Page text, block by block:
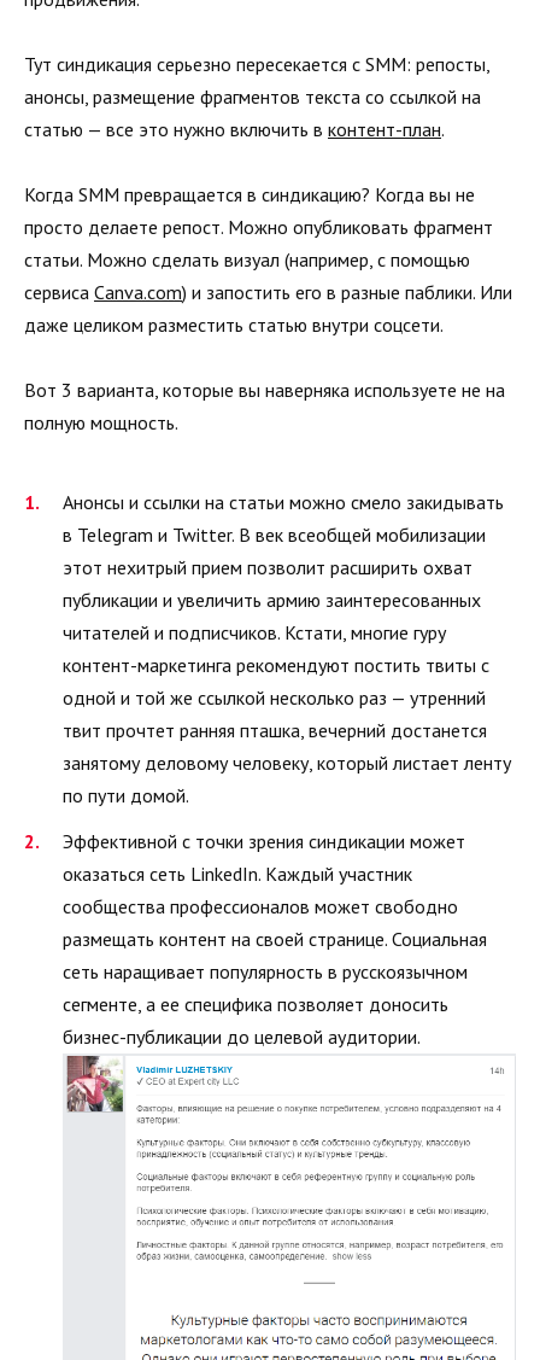
Тут синдикация серьезно пересекается с SMM: репосты,
анонсы, размещение фрагментов текста со ссылкой на
статью — все это нужно включить в контент-план.
Когда SMM превращается в синдикацию? Когда вы не
просто делаете репост. Можно опубликовать фрагмент
статьи. Можно сделать визуал (например, с помощью
сервиса Canva.com) и запостить его в разные паблики. Или
даже целиком разместить статью внутри соцсети.
Вот 3 варианта, которые вы наверняка используете не на
полную мощность.
Анонсы и ссылки на статьи можно смело закидывать
в Telegram и Twitter. В век всеобщей мобилизации
этот нехитрый прием позволит расширить охват
публикации и увеличить армию заинтересованных
читателей и подписчиков. Кстати, многие гуру
контент-маркетинга рекомендуют постить твиты с
одной и той же ссылкой несколько раз — утренний
твит прочтет ранняя пташка, вечерний достанется
занятому деловому человеку, который листает ленту
по пути домой.
Эффективной с точки зрения синдикации может
оказаться сеть LinkedIn. Каждый участник
сообщества профессионалов может свободно
размещать контент на своей странице. Социальная
сеть наращивает популярность в русскоязычном
сегменте, а ее специфика позволяет доносить
бизнес-публикации до целевой аудитории.